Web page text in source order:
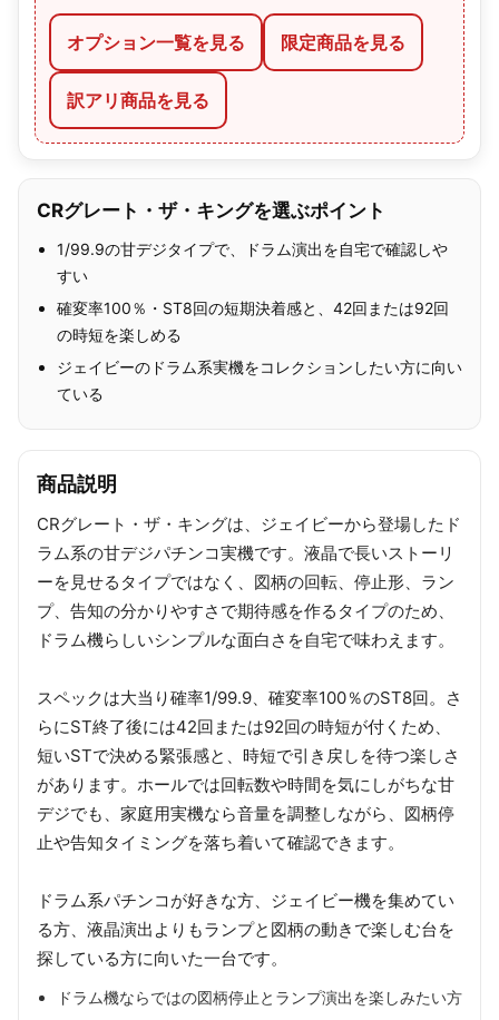
オプション一覧を見る 限定商品を見る
訳アリ商品を見る
CRグレート・ザ・キングを選ぶポイント
1/99.9の甘デジタイプで、ドラム演出を自宅で確認しや
すい
確変率100％・ST8回の短期決着感と、42回または92回
の時短を楽しめる
ジェイビーのドラム系実機をコレクションしたい方に向い
ている
商品説明
CRグレート・ザ・キングは、ジェイビーから登場したド
ラム系の甘デジパチンコ実機です。液晶で長いストーリ
ーを見せるタイプではなく、図柄の回転、停止形、ラン
プ、告知の分かりやすさで期待感を作るタイプのため、
ドラム機らしいシンプルな面白さを自宅で味わえます。
スペックは大当り確率1/99.9、確変率100％のST8回。さ
らにST終了後には42回または92回の時短が付くため、
短いSTで決める緊張感と、時短で引き戻しを待つ楽しさ
があります。ホールでは回転数や時間を気にしがちな甘
デジでも、家庭用実機なら音量を調整しながら、図柄停
止や告知タイミングを落ち着いて確認できます。
ドラム系パチンコが好きな方、ジェイビー機を集めてい
る方、液晶演出よりもランプと図柄の動きで楽しむ台を
探している方に向いた一台です。
ドラム機ならではの図柄停止とランプ演出を楽しみたい方